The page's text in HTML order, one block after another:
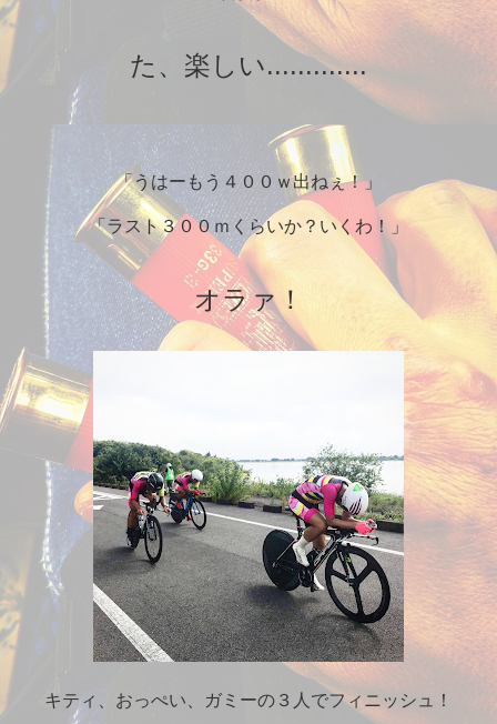
た、楽しい.............
「うはーもう４００ｗ出ねぇ！」
「ラスト３００ｍくらいか？いくわ！」
オラァ！
キティ、おっぺい、ガミーの３人でフィニッシュ！